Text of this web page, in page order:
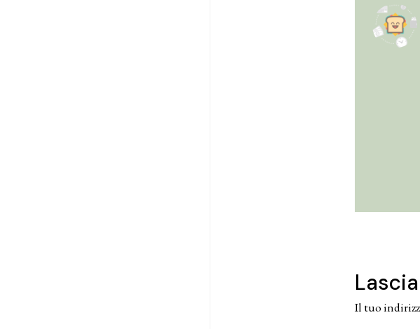
Il tuo